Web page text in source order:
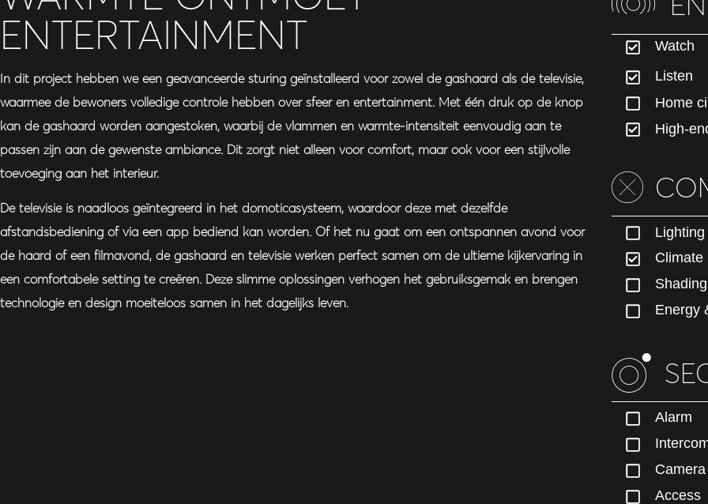
ENTERTAINMENT
In dit project hebben we een geavanceerde sturing geïnstalleerd voor zowel de gashaard als de televisie,
waarmee de bewoners volledige controle hebben over sfeer en entertainment. Met één druk op de knop
kan de gashaard worden aangestoken, waarbij de vlammen en warmte-intensiteit eenvoudig aan te
passen zijn aan de gewenste ambiance. Dit zorgt niet alleen voor comfort, maar ook voor een stijlvolle
toevoeging aan het interieur.
De televisie is naadloos geïntegreerd in het domoticasysteem, waardoor deze met dezelfde
afstandsbediening of via een app bediend kan worden. Of het nu gaat om een ontspannen avond voor
de haard of een filmavond, de gashaard en televisie werken perfect samen om de ultieme kijkervaring in
een comfortabele setting te creëren. Deze slimme oplossingen verhogen het gebruiksgemak en brengen
technologie en design moeiteloos samen in het dagelijks leven.
Watch
Listen
Home
High-
Lighting
Climate
Shading
Energy
Alarm
Camera
Access